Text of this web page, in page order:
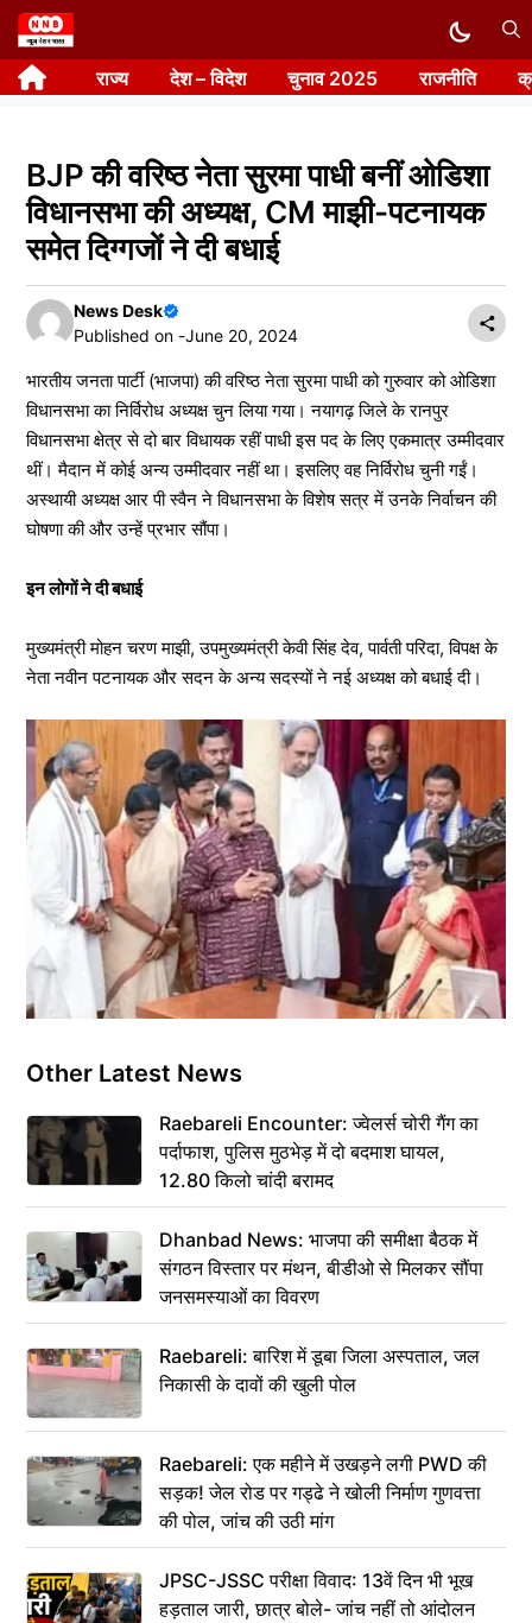
Skip
to
content राज्य देश – विदेश चुनाव 2025 राजनीति
BJP की वरिष्ठ नेता सुरमा पाधी बनीं ओडिशा
विधानसभा की अध्यक्ष, CM माझी-पटनायक
समेत दिग्गजों ने दी बधाई
News Desk
Published on -June 20, 2024
भारतीय जनता पार्टी (भाजपा) की वरिष्ठ नेता सुरमा पाधी को गुरुवार को ओडिशा
विधानसभा का निर्विरोध अध्यक्ष चुन लिया गया। नयागढ़ जिले के रानपुर
विधानसभा क्षेत्र से दो बार विधायक रहीं पाधी इस पद के लिए एकमात्र उम्मीदवार
थीं। मैदान में कोई अन्य उम्मीदवार नहीं था। इसलिए वह निर्विरोध चुनी गईं।
अस्थायी अध्यक्ष आर पी स्वैन ने विधानसभा के विशेष सत्र में उनके निर्वाचन की
घोषणा की और उन्हें प्रभार सौंपा।
इन लोगों ने दी बधाई
मुख्यमंत्री मोहन चरण माझी, उपमुख्यमंत्री केवी सिंह देव, पार्वती परिदा, विपक्ष के
नेता नवीन पटनायक और सदन के अन्य सदस्यों ने नई अध्यक्ष को बधाई दी।
Other Latest News
Raebareli Encounter: ज्वेलर्स चोरी गैंग का
पर्दाफाश, पुलिस मुठभेड़ में दो बदमाश घायल,
12.80 किलो चांदी बरामद
Dhanbad News: भाजपा की समीक्षा बैठक में
संगठन विस्तार पर मंथन, बीडीओ से मिलकर सौंपा
जनसमस्याओं का विवरण
Raebareli: बारिश में डूबा जिला अस्पताल, जल
निकासी के दावों की खुली पोल
Raebareli: एक महीने में उखड़ने लगी PWD की
सड़क! जेल रोड पर गड्ढे ने खोली निर्माण गुणवत्ता
की पोल, जांच की उठी मांग
JPSC-JSSC परीक्षा विवाद: 13वें दिन भी भूख
हड़ताल जारी, छात्र बोले- जांच नहीं तो आंदोलन